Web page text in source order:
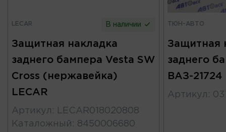
LECAR В наличии
Защитная накладка
заднего бампера Vesta SW
Cross (нержавейка)
LECAR
Артикул :
LECAR018020808
Каталожный : 8450006680
ТЮН-АВТО
Защитная
заднего
ВАЗ-
Артикул :